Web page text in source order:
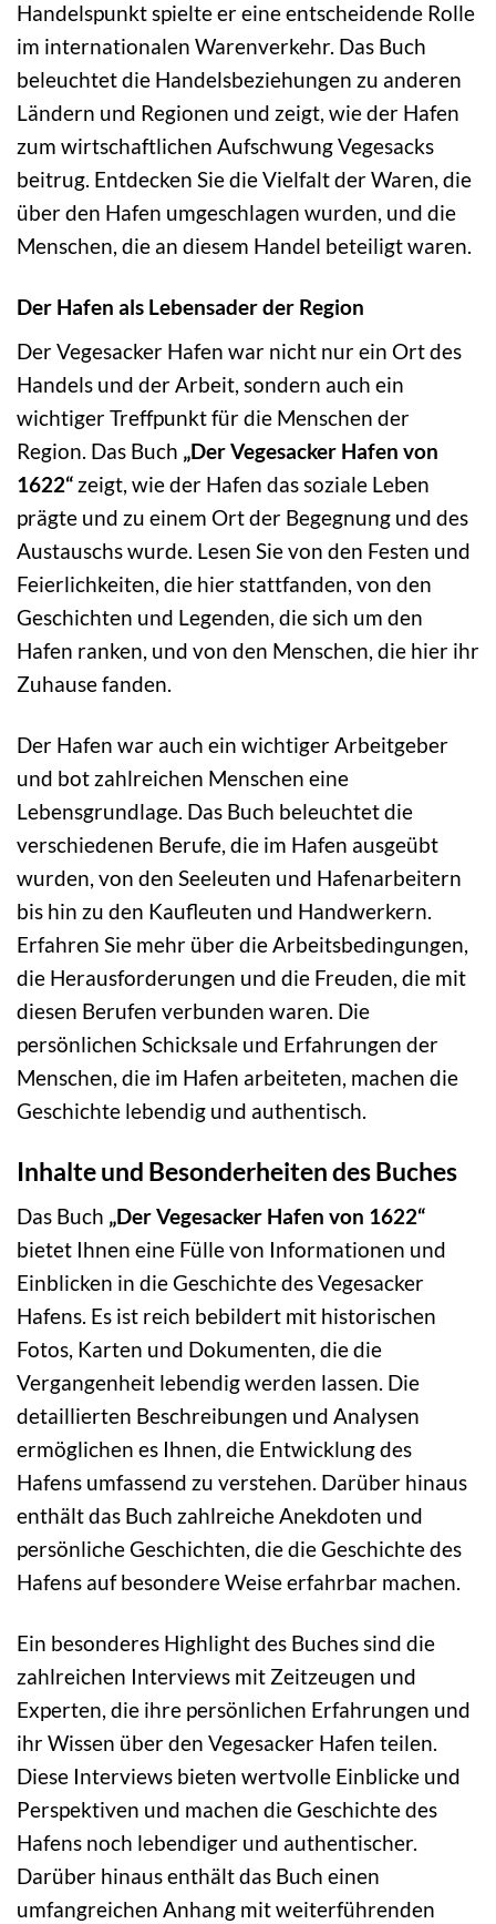
Handelspunkt spielte er eine entscheidende Rolle
im internationalen Warenverkehr. Das Buch
beleuchtet die Handelsbeziehungen zu anderen
Ländern und Regionen und zeigt, wie der Hafen
zum wirtschaftlichen Aufschwung Vegesacks
beitrug. Entdecken Sie die Vielfalt der Waren, die
über den Hafen umgeschlagen wurden, und die
Menschen, die an diesem Handel beteiligt waren.
Der Hafen als Lebensader der Region
Der Vegesacker Hafen war nicht nur ein Ort des
Handels und der Arbeit, sondern auch ein
wichtiger Treffpunkt für die Menschen der
Region. Das Buch „Der Vegesacker Hafen von
1622“ zeigt, wie der Hafen das soziale Leben
prägte und zu einem Ort der Begegnung und des
Austauschs wurde. Lesen Sie von den Festen und
Feierlichkeiten, die hier stattfanden, von den
Geschichten und Legenden, die sich um den
Hafen ranken, und von den Menschen, die hier ihr
Zuhause fanden.
Der Hafen war auch ein wichtiger Arbeitgeber
und bot zahlreichen Menschen eine
Lebensgrundlage. Das Buch beleuchtet die
verschiedenen Berufe, die im Hafen ausgeübt
wurden, von den Seeleuten und Hafenarbeitern
bis hin zu den Kaufleuten und Handwerkern.
Erfahren Sie mehr über die Arbeitsbedingungen,
die Herausforderungen und die Freuden, die mit
diesen Berufen verbunden waren. Die
persönlichen Schicksale und Erfahrungen der
Menschen, die im Hafen arbeiteten, machen die
Geschichte lebendig und authentisch.
Inhalte und Besonderheiten des Buches
Das Buch „Der Vegesacker Hafen von 1622“
bietet Ihnen eine Fülle von Informationen und
Einblicken in die Geschichte des Vegesacker
Hafens. Es ist reich bebildert mit historischen
Fotos, Karten und Dokumenten, die die
Vergangenheit lebendig werden lassen. Die
detaillierten Beschreibungen und Analysen
ermöglichen es Ihnen, die Entwicklung des
Hafens umfassend zu verstehen. Darüber hinaus
enthält das Buch zahlreiche Anekdoten und
persönliche Geschichten, die die Geschichte des
Hafens auf besondere Weise erfahrbar machen.
Ein besonderes Highlight des Buches sind die
zahlreichen Interviews mit Zeitzeugen und
Experten, die ihre persönlichen Erfahrungen und
ihr Wissen über den Vegesacker Hafen teilen.
Diese Interviews bieten wertvolle Einblicke und
Perspektiven und machen die Geschichte des
Hafens noch lebendiger und authentischer.
Darüber hinaus enthält das Buch einen
umfangreichen Anhang mit weiterführenden